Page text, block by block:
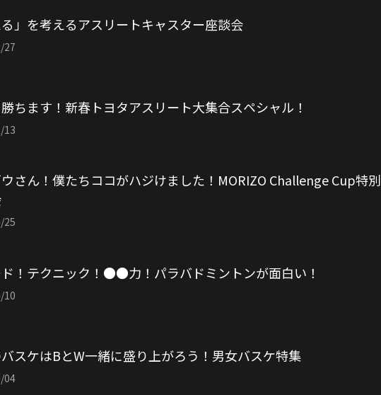
る」を考えるアスリートキャスター座談会
27
ちます！新春トヨタアスリート大集合スペシャル！
13
さん！僕たちココがハジけました！MORIZO Challenge Cup特別
25
！テクニック！●●力！パラバドミントンが面白い！
10
スケはBとW一緒に盛り上がろう！男女バスケ特集
04